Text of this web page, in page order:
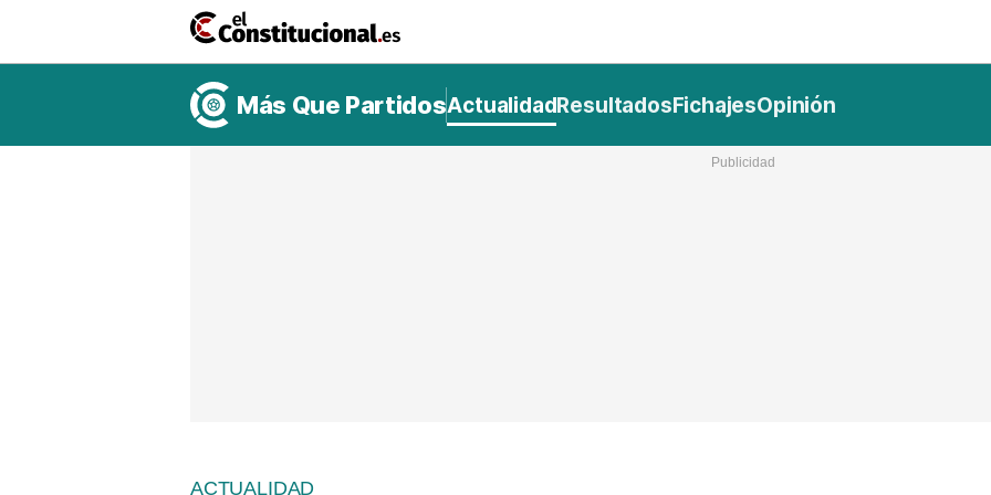
COMUNIDADES
ElConstitucional
MásQueTele
ElConstitucional
MásQueEstilo
MásQuePartidos
MásQueSucesos
MásQueMercados
JuicioExprés
Más Que PartidosActualidadResultadosFichajesOpinión
ACTUALIDAD